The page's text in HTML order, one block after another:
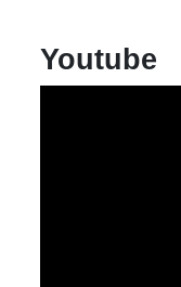
Youtube